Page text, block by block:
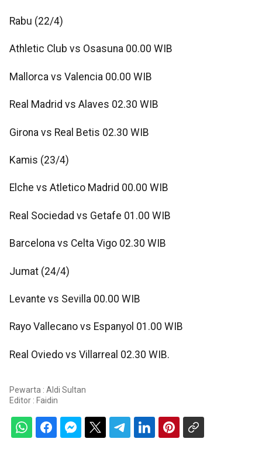
Rabu (22/4)
Athletic Club vs Osasuna 00.00 WIB
Mallorca vs Valencia 00.00 WIB
Real Madrid vs Alaves 02.30 WIB
Girona vs Real Betis 02.30 WIB
Kamis (23/4)
Elche vs Atletico Madrid 00.00 WIB
Real Sociedad vs Getafe 01.00 WIB
Barcelona vs Celta Vigo 02.30 WIB
Jumat (24/4)
Levante vs Sevilla 00.00 WIB
Rayo Vallecano vs Espanyol 01.00 WIB
Real Oviedo vs Villarreal 02.30 WIB.
Pewarta : Aldi Sultan
Editor : Faidin